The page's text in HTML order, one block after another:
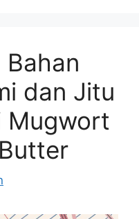
dan Jitu
Mugwort